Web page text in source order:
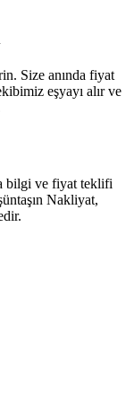
Size anında fiyat
eşyayı alır ve
bilgi ve fiyat teklifi
Nakliyat,